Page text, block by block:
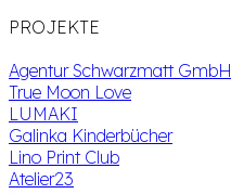
PROJEKTE
Agentur Schwarzmatt GmbH
True Moon Love
LUMAKI
Galinka Kinderbücher
Lino Print Club
Atelier23